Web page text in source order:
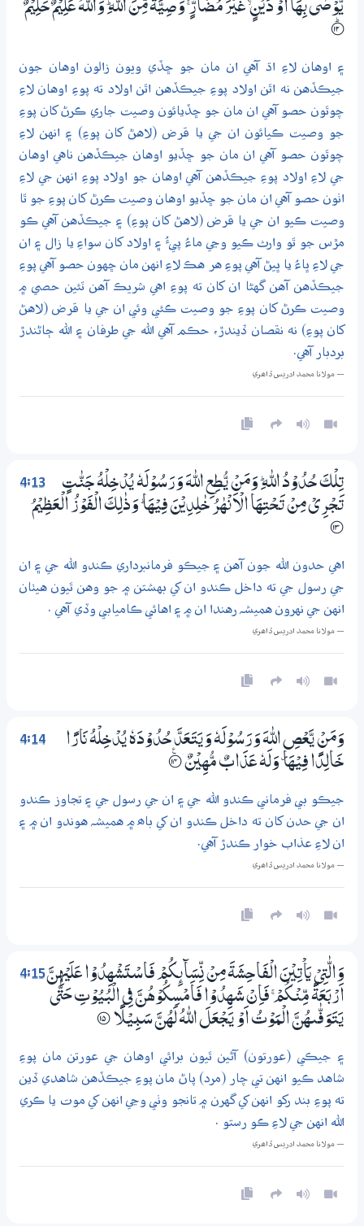
يُّوْصٰى بِھَآ اَوْ دَيْنٍ ۙ غَيْرَ مُضَاۗرٍّ ۚ وَصِيَّةً مِّنَ اللّٰهِ ۭ وَاللّٰهُ عَلِيْمٌ حَلِيْمٌ
؀ۭ12
۽ اوهان لاءِ اڌ آهي ان مان جو ڇڏي ويون زالون اوهان جون
جيڪڏهن نه اٿن اولاد پوءِ جيڪڏهن اٿن اولاد ته پوءِ اوهان لاءِ
چوٿون حصو آهي ان مان جو ڇڏيائون وصيت جاري ڪرڻ کان پوءِ
جو وصيت ڪيائون ان جي يا قرض (لاهڻ کان پوءِ) ۽ انهن لاءِ
چوٿون حصو آهي ان مان جو ڇڏيو اوهان جيڪڏهن ناهي اوهان
جي لاءِ اولاد پوءِ جيڪڏهن آهي اوهان جو اولاد پوءِ انهن جي لاءِ
اٺون حصو آهي ان مان جو ڇڏيو اوهان وصيت ڪرڻ کان پوءِ جو ٿا
وصيت ڪيو ان جي يا قرض (لاهڻ کان پوءِ) ۽ جيڪڏهن آهي ڪو
مڙس جو ٿو وارث ڪيو وڃي ماءُ پيءُ ۽ اولاد کان سواءِ يا زال ۽ ان
جي لاءِ ڀاءُ يا ڀيڻ آهي پوءِ هر هڪ لاءِ انهن مان ڇهون حصو آهي پوءِ
جيڪڏهن آهن گهڻا ان کان ته پوءِ اهي شريڪ آهن ٽئين حصي ۾
وصيت ڪرڻ کان پوءِ جو وصيت ڪئي وئي ان جي يا قرض (لاهڻ
کان پوءِ) نه نقصان ڏيندڙ، حڪم آهي الله جي طرفان ۽ الله ڄاڻندڙ
بردبار آهي.
— مولانا محمد ادريس ڏاھري
4:13
تِلْكَ حُدُوْدُ اللّٰهِ ۭ وَمَنْ يُّطِعِ اللّٰهَ وَرَسُوْلَهٗ يُدْخِلْهُ جَنّٰتٍ
تَـجْرِيْ مِنْ تَـحْتِھَا الْاَنْھٰرُ خٰلِدِيْنَ فِيْھَا ۭ وَذٰلِكَ الْفَوْزُ الْعَظِيْمُ
؀13
اهي حدون الله جون آهن ۽ جيڪو فرمانبرداري ڪندو الله جي ۽ ان
جي رسول جي ته داخل ڪندو ان کي بهشتن ۾ جو وهن ٿيون هيٺان
انهن جي نهرون هميشہ رهندا ان ۾ ۽ اهائي ڪاميابي وڏي آهي .
— مولانا محمد ادريس ڏاھري
4:14
وَمَنْ يَّعْصِ اللّٰهَ وَرَسُوْلَهٗ وَيَتَعَدَّ حُدُوْدَهٗ يُدْخِلْهُ نَارًا
خَالِدًا فِيْھَا ۠ وَلَهٗ عَذَابٌ مُّهِيْنٌ ؀ۧ14
جيڪو بي فرماني ڪندو الله جي ۽ ان جي رسول جي ۽ تجاوز ڪندو
ان جي حدن کان ته داخل ڪندو ان کي باھ ۾ هميشہ هوندو ان ۾ ۽
ان لاءِ عذاب خوار ڪندڙ آهي.
— مولانا محمد ادريس ڏاھري
4:15وَالّٰتِيْ يَاْتِيْنَ الْفَاحِشَةَ مِنْ نِّسَاۗىِٕكُمْ فَاسْتَشْهِدُوْا عَلَيْهِنَّ
اَرْبَعَةً مِّنْكُمْ ۚ فَاِنْ شَهِدُوْا فَاَمْسِكُوْھُنَّ فِي الْبُيُوْتِ حَتّٰى
يَتَوَفّٰىھُنَّ الْمَوْتُ اَوْ يَـجْعَلَ اللّٰهُ لَھُنَّ سَبِيْلًا
؀15
۽ جيڪي (عورتون) آڻين ٿيون برائي اوهان جي عورتن مان پوءِ
شاهد ڪيو انهن تي چار (مرد) پاڻ مان پوءِ جيڪڏهن شاهدي ڏين
ته پوءِ بند رکو انهن کي گهرن ۾ تانجو وٺي وڃي انهن کي موت يا ڪري
الله انهن جي لاءِ ڪو رستو .
— مولانا محمد ادريس ڏاھري